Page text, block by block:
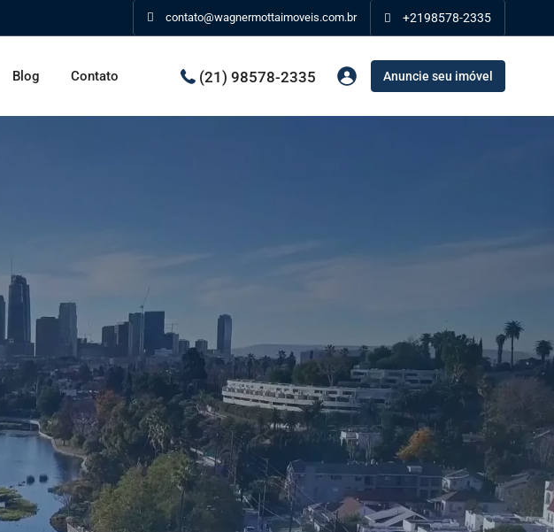
contato@wagnermottaimoveis.com.br +2198578-2335
Blog Contato (21) 98578-2335 Anuncie seu imóvel